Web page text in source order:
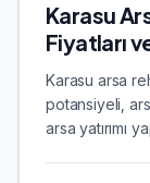
Karasu
Fiyatları
Karasu arsa
potansiyeli,
arsa yatırımı